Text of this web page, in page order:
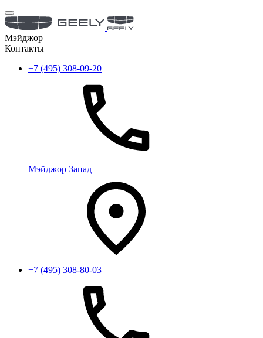
Мэйджор
Контакты
+7 (495) 308-09-20
Мэйджор Запад
+7 (495) 308-80-03